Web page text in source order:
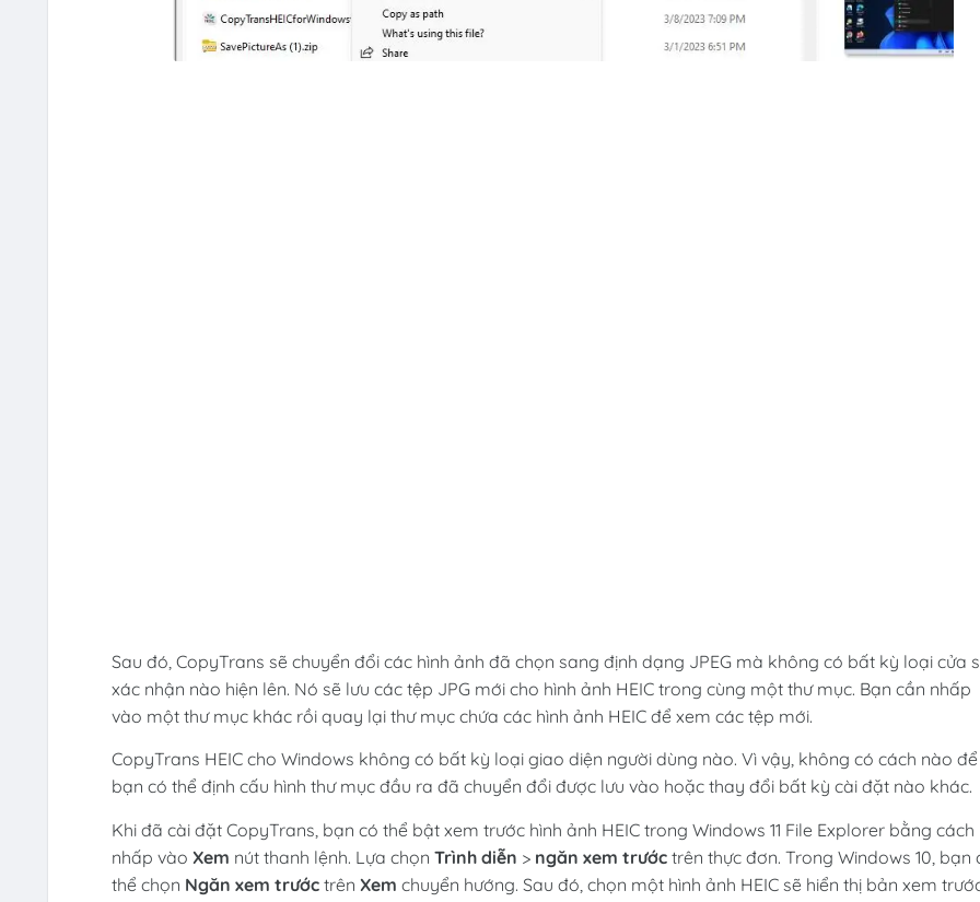
Sau đó, CopyTrans sẽ chuyển đổi các hình ảnh đã chọn sang định dạng JPEG mà không có bất kỳ loại cửa
xác nhận nào hiện lên. Nó sẽ lưu các tệp JPG mới cho hình ảnh HEIC trong cùng một thư mục. Bạn cần nhấp
vào một thư mục khác rồi quay lại thư mục chứa các hình ảnh HEIC để xem các tệp mới.
CopyTrans HEIC cho Windows không có bất kỳ loại giao diện người dùng nào. Vì vậy, không có cách nào để
bạn có thể định cấu hình thư mục đầu ra đã chuyển đổi được lưu vào hoặc thay đổi bất kỳ cài đặt nào khác.
Khi đã cài đặt CopyTrans, bạn có thể bật xem trước hình ảnh HEIC trong Windows 11 File Explorer bằng cách
nhấp vào Xem nút thanh lệnh. Lựa chọn Trình diễn > ngăn xem trướctrên thực đơn. Trong Windows 10, bạn
thể chọn Ngăn xem trướctrên Xem chuyển hướng. Sau đó, chọn một hình ảnh HEIC sẽ hiển thị bản xem